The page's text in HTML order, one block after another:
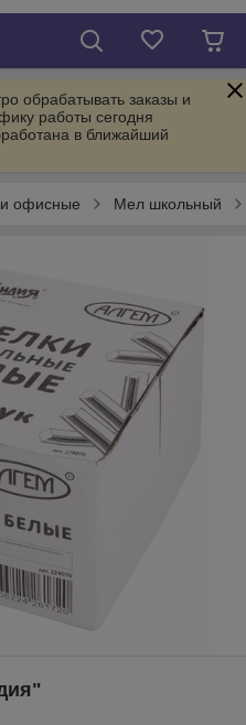
обрабатывать заказы и
работы сегодня
в ближайший
офисные Мел школьный